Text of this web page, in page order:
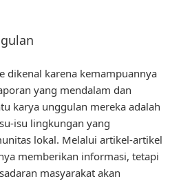
dikenal karena kemampuannya
yang mendalam dan
karya unggulan mereka adalah
isu lingkungan yang
lokal. Melalui artikel-artikel
memberikan informasi, tetapi
masyarakat akan